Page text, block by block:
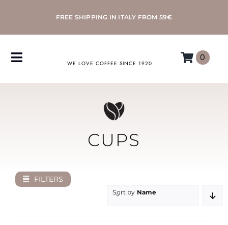
FREE SHIPPING IN ITALY FROM 59€
WE LOVE COFFEE SINCE 1920
Toggle
Navigation
MORETTINO
0
CUPS
FILTERS
Sort by Name